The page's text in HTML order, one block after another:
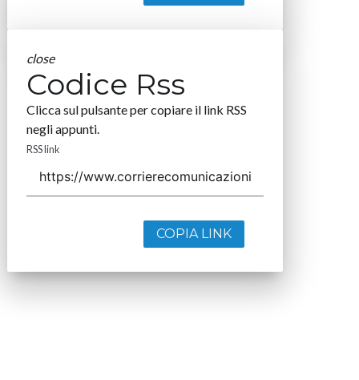
close
Codice Rss
Clicca sul pulsante per copiare il link RSS
negli appunti.
RSS link
COPIA LINK